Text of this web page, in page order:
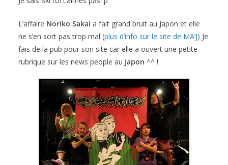
L’affaire Noriko Sakai a fait grand bruit au Japon et elle
ne s’en sort pas trop mal (plus d’info sur le site de MA’J) Je
fais de la pub pour son site car elle a ouvert une petite
rubrique sur les news people au Japon ^^ !